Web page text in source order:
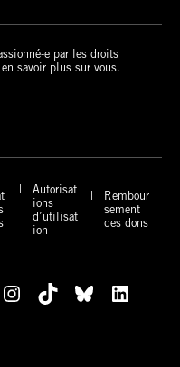
e par les droits
savoir plus sur vous.
Autorisat
ions
d’utilisat
ion
Rembour
sement
des dons
Instagram TikTok Bluesky
LinkedIn